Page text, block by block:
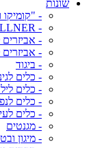
שונות
- "קומיקו
- KELLNER - צעצועי עץ קלנר
-
-
- ביגוד
- כלים
- כלים
- כלים
- כלים
- מגנטים
- מיגון